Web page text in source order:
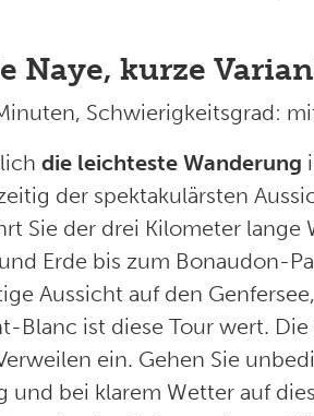
Naye, kurze
Schwierigkeitsgrad:
die leichteste Wanderung
der spektakulärsten
Sie der drei Kilometer lange
Erde bis zum Bonaudon-
Aussicht auf den
Blanc ist diese Tour wert. Die
ein. Gehen Sie
und bei klarem Wetter auf